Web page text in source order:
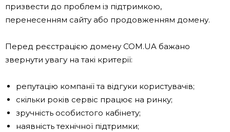
призвести до проблем із підтримкою,
перенесенням сайту або продовженням домену.
Перед реєстрацією домену COM.UA бажано
звернути увагу на такі критерії:
репутацію компанії та відгуки користувачів;
скільки років сервіс працює на ринку;
зручність особистого кабінету;
наявність технічної підтримки;